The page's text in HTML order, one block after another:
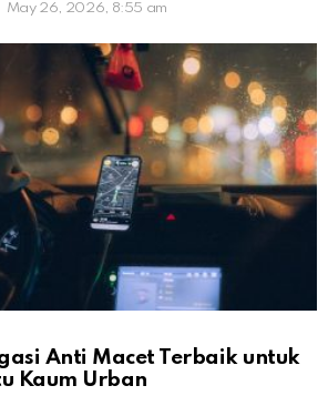
May 26, 2026, 8:55 am
Anti Macet Terbaik untuk
Kaum Urban